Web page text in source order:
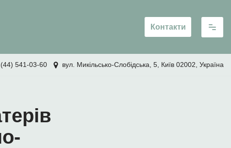
Контакти
541-03-60 вул. Микільсько-Слобідська, 5, Київ 02002, Україна